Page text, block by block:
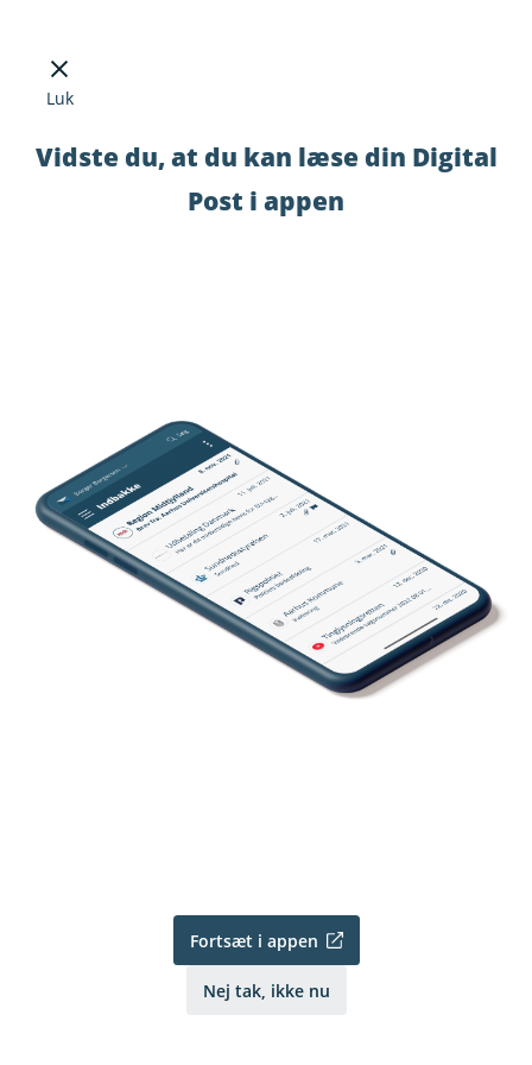
Luk
Vidste du, at du kan læse din Digital
Post i appen
Fortsæt i appen
Nej tak, ikke nu